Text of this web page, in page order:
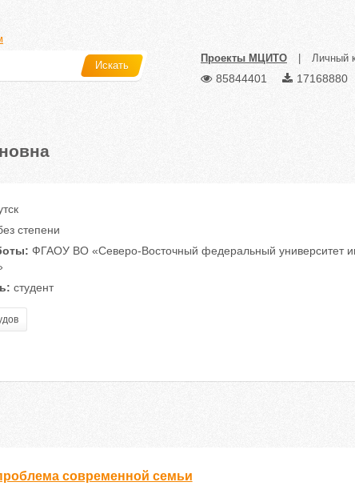
Искать
Проекты МЦИТО Личный
85844401 17168880
степени
ФГАОУ ВО «Северо-Восточный федеральный университет
студент
современной семьи